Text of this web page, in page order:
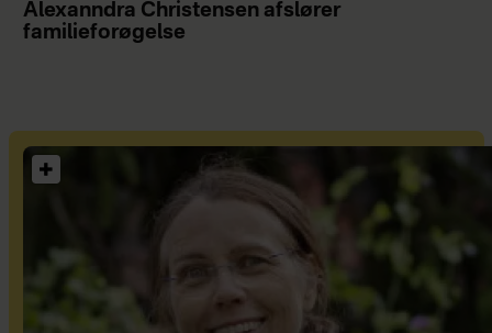
Alexanndra Christensen afslører
familieforøgelse